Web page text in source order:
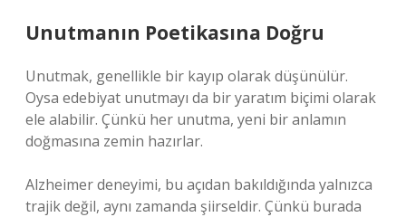
Unutmanın Poetikasına Doğru
Unutmak, genellikle bir kayıp olarak düşünülür.
Oysa edebiyat unutmayı da bir yaratım biçimi olarak
ele alabilir. Çünkü her unutma, yeni bir anlamın
doğmasına zemin hazırlar.
Alzheimer deneyimi, bu açıdan bakıldığında yalnızca
trajik değil, aynı zamanda şiirseldir. Çünkü burada